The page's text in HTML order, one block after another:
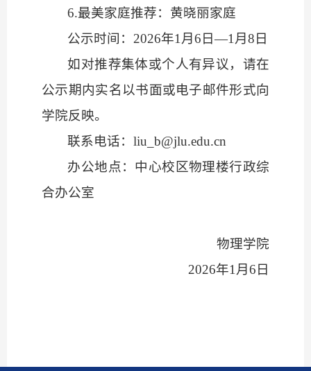
6.最美家庭推荐：黄晓丽家庭
公示时间： 2026年1月6日—1月8日
如对推荐集体或个人有异议，请在
公示期内实名以书面或电子邮件形式向
学院反映。
联系电话：liu_b@jlu.edu.cn
办公地点：中心校区物理楼行政综
合办公室
物理学院
2026年1月6日